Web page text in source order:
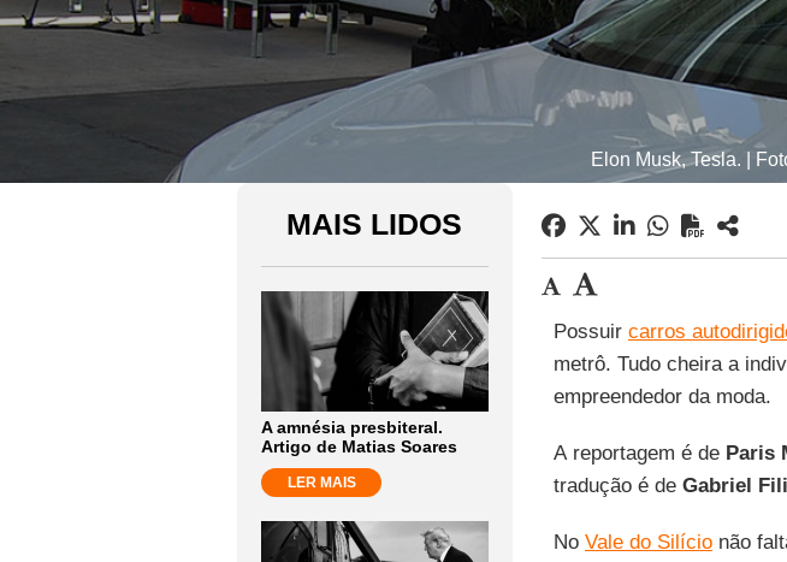
Elon Musk, Tesla. |
MAIS LIDOS
A amnésia presbiteral.
Artigo de Matias Soares
LER MAIS
Possuir carros
metrô. Tudo cheira a
empreendedor da moda.
A reportagem é de Paris
tradução é de Gabriel
No Vale do Silícionão